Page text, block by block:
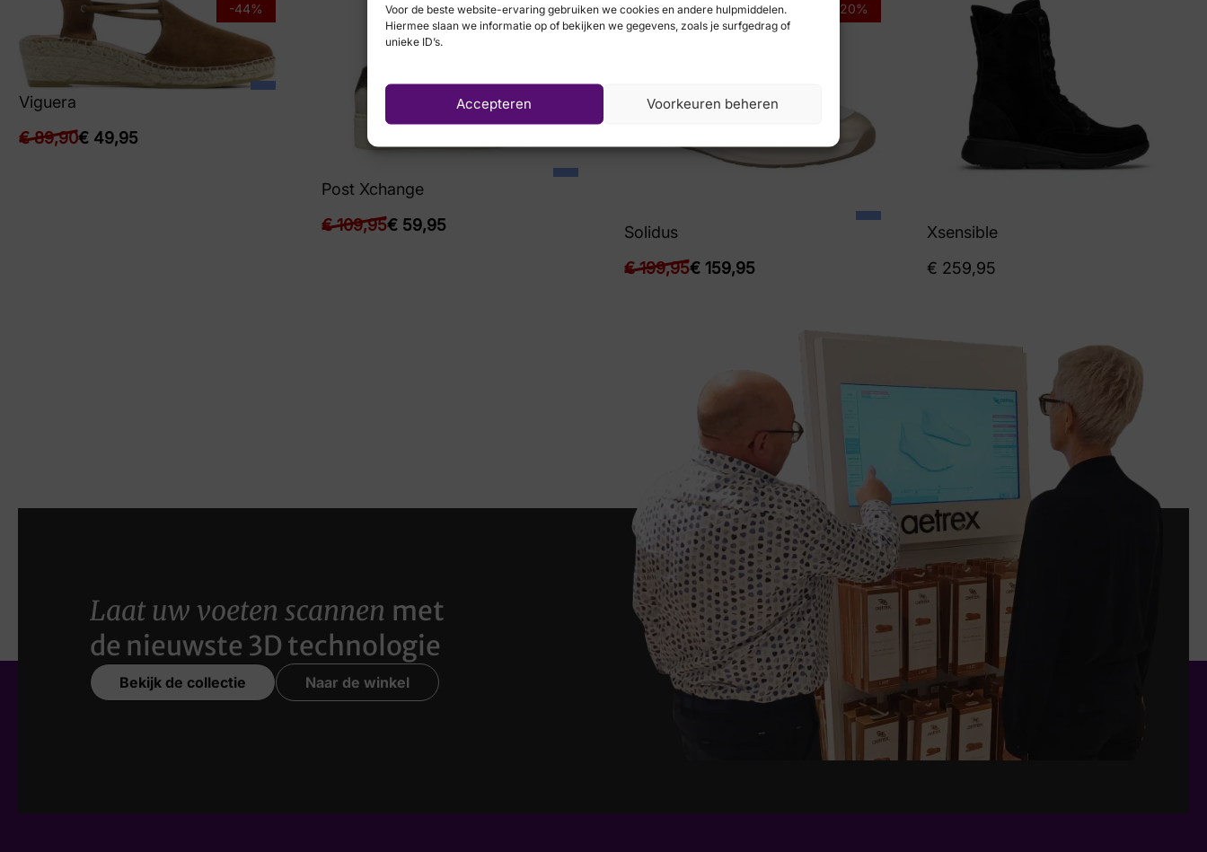
Voor de beste website-ervaring gebruiken we cookies en andere hulpmiddelen.
Hiermee slaan we informatie op of bekijken we gegevens, zoals je surfgedrag of
unieke ID’s.
Accepteren Voorkeuren beheren
-44%
Viguera
€89,90€ 49,95
-45%
Post Xchange
€109,95€ 59,95
-20%
Solidus
€199,95€ 159,95
Xsensible
€ 259,95
Laat uw voeten scannen met
de nieuwste 3D technologie
Bekijk de collectie Naar de winkel